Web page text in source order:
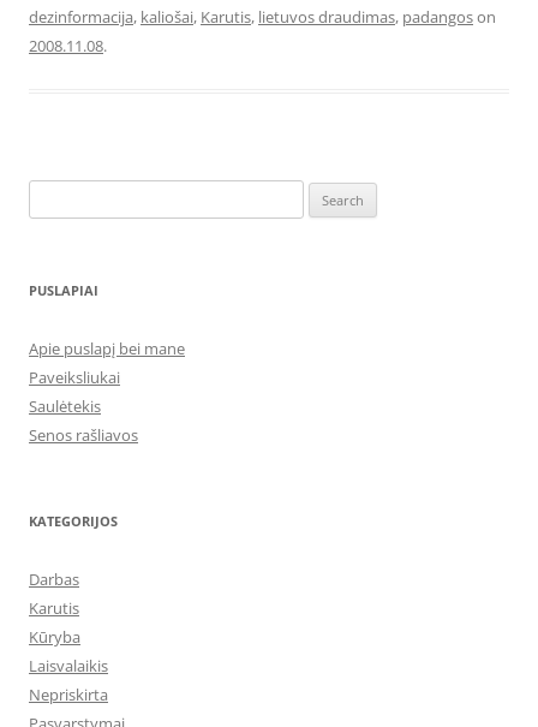
dezinformacija, kaliošai, Karutis, lietuvos draudimas, padangoson
2008.11.08.
for:
PUSLAPIAI
Apie puslapį bei mane
Paveiksliukai
Saulėtekis
Senos rašliavos
KATEGORIJOS
Darbas
Karutis
Kūryba
Laisvalaikis
Nepriskirta